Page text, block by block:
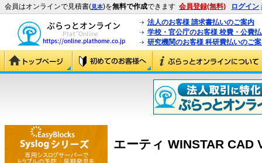
会員はオンラインで見積書(見本)を無料で作成できます 会員登録(無料) ログイン
法人のお客様 請求書払いのご案内
学校・官公庁のお客様 校費・公費
研究機関のお客様 科研費払いのご
エーティ WINSTAR CAD